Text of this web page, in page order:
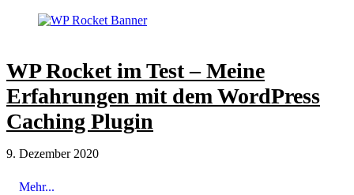
WP Rocket im Test – Meine
Erfahrungen mit dem WordPress
Caching Plugin
9. Dezember 2020
Mehr...